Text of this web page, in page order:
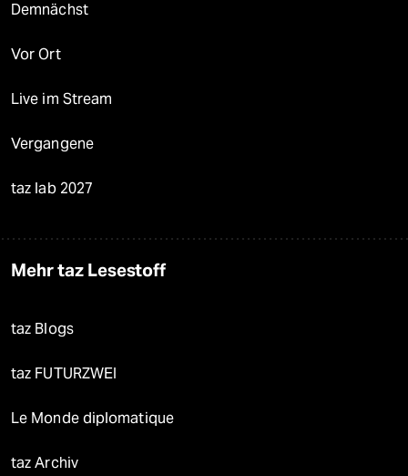
Demnächst
Vor Ort
Live im Stream
Vergangene
taz lab 2027
Mehr taz Lesestoff
taz Blogs
taz FUTURZWEI
Le Monde diplomatique
taz Archiv